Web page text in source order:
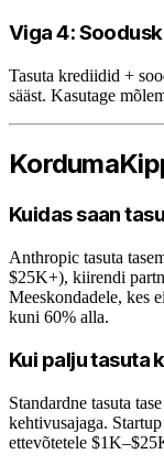
Viga 4:
Tasuta krediidid +
sääst. Kasutage
Kuidas saan
Anthropic tasuta
$25K+), kiirendi
Meeskondadele, kes
kuni 60% alla.
Kui palju tasuta
Standardne tasuta
kehtivusajaga.
ettevõtetele